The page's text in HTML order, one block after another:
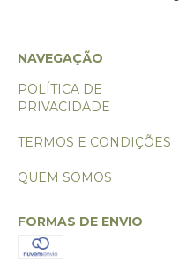
NAVEGAÇÃO
POLÍTICA DE
PRIVACIDADE
TERMOS E CONDIÇÕES
QUEM SOMOS
FORMAS DE ENVIO